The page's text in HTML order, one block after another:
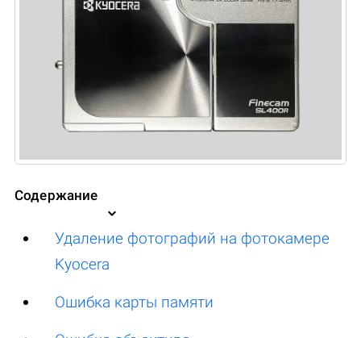
Содержание
Удаление фотографий на фотокамере
Kyocera
Ошибка карты памяти